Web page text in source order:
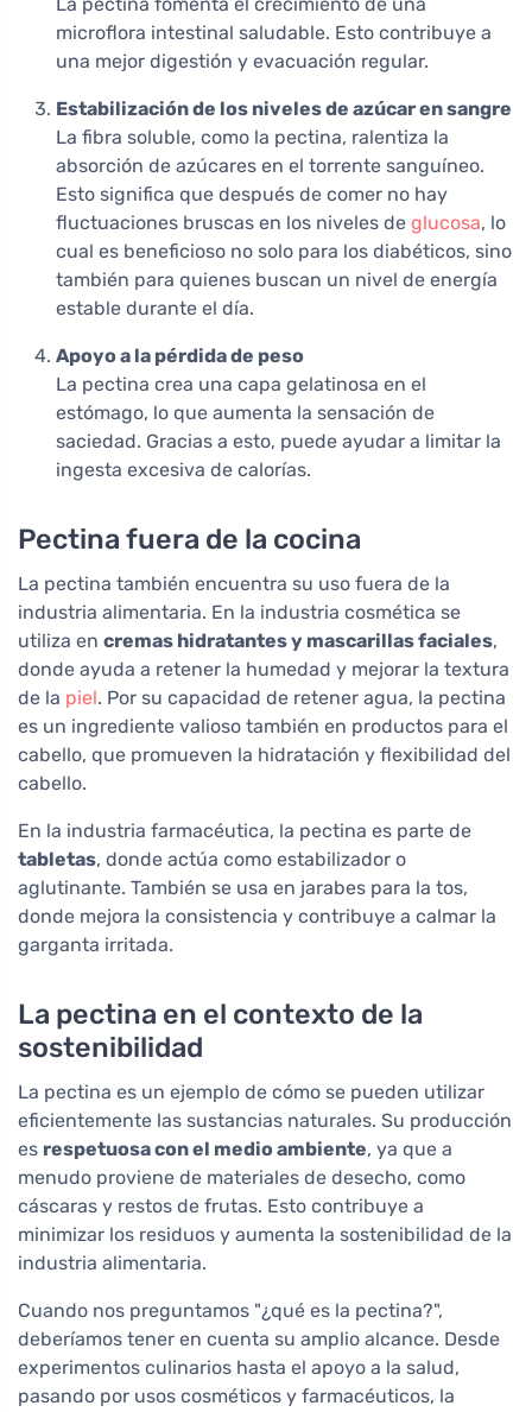
La pectina fomenta el crecimiento de una
microflora intestinal saludable. Esto contribuye a
una mejor digestión y evacuación regular.
Estabilización de los niveles de azúcar en sangre
La fibra soluble, como la pectina, ralentiza la
absorción de azúcares en el torrente sanguíneo.
Esto significa que después de comer no hay
fluctuaciones bruscas en los niveles de glucosa, lo
cual es beneficioso no solo para los diabéticos, sino
también para quienes buscan un nivel de energía
estable durante el día.
Apoyo a la pérdida de peso
La pectina crea una capa gelatinosa en el
estómago, lo que aumenta la sensación de
saciedad. Gracias a esto, puede ayudar a limitar la
ingesta excesiva de calorías.
Pectina fuera de la cocina
La pectina también encuentra su uso fuera de la
industria alimentaria. En la industria cosmética se
utiliza en cremas hidratantes y mascarillas faciales,
donde ayuda a retener la humedad y mejorar la textura
de la piel. Por su capacidad de retener agua, la pectina
es un ingrediente valioso también en productos para el
cabello, que promueven la hidratación y flexibilidad del
cabello.
En la industria farmacéutica, la pectina es parte de
tabletas, donde actúa como estabilizador o
aglutinante. También se usa en jarabes para la tos,
donde mejora la consistencia y contribuye a calmar la
garganta irritada.
La pectina en el contexto de la
sostenibilidad
La pectina es un ejemplo de cómo se pueden utilizar
eficientemente las sustancias naturales. Su producción
es respetuosa con el medio ambiente, ya que a
menudo proviene de materiales de desecho, como
cáscaras y restos de frutas. Esto contribuye a
minimizar los residuos y aumenta la sostenibilidad de la
industria alimentaria.
Cuando nos preguntamos "¿qué es la pectina?",
deberíamos tener en cuenta su amplio alcance. Desde
experimentos culinarios hasta el apoyo a la salud,
pasando por usos cosméticos y farmacéuticos, la